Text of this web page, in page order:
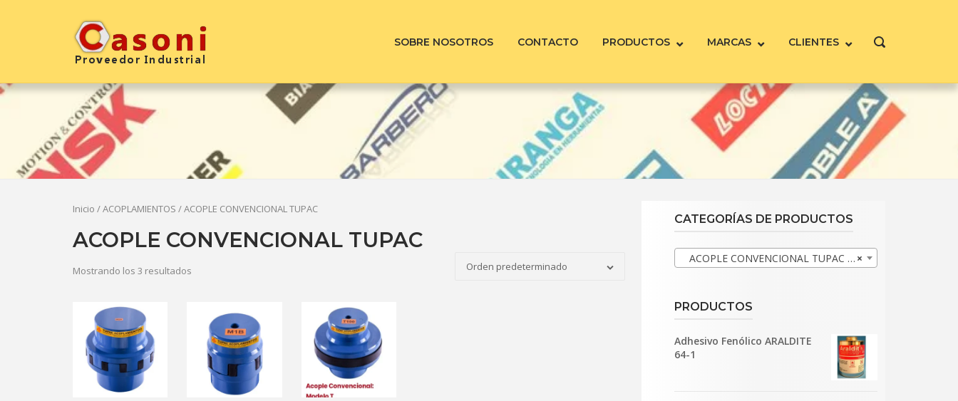
Inicio
SOBRE NOSOTROS CONTACTO PRODUCTOS MARCAS CLIENTES
ABRIR
BÚSQUEDA
Inicio /ACOPLAMIENTOS / ACOPLE CONVENCIONAL TUPAC
ACOPLE CONVENCIONAL TUPAC
Mostrando los 3 resultados Orden predeterminado
CATEGORÍAS DE PRODUCTOS
×
ACOPLE CONVENCIONAL TUPAC (3)
PRODUCTOS
Adhesivo Fenólico ARALDITE
64-1